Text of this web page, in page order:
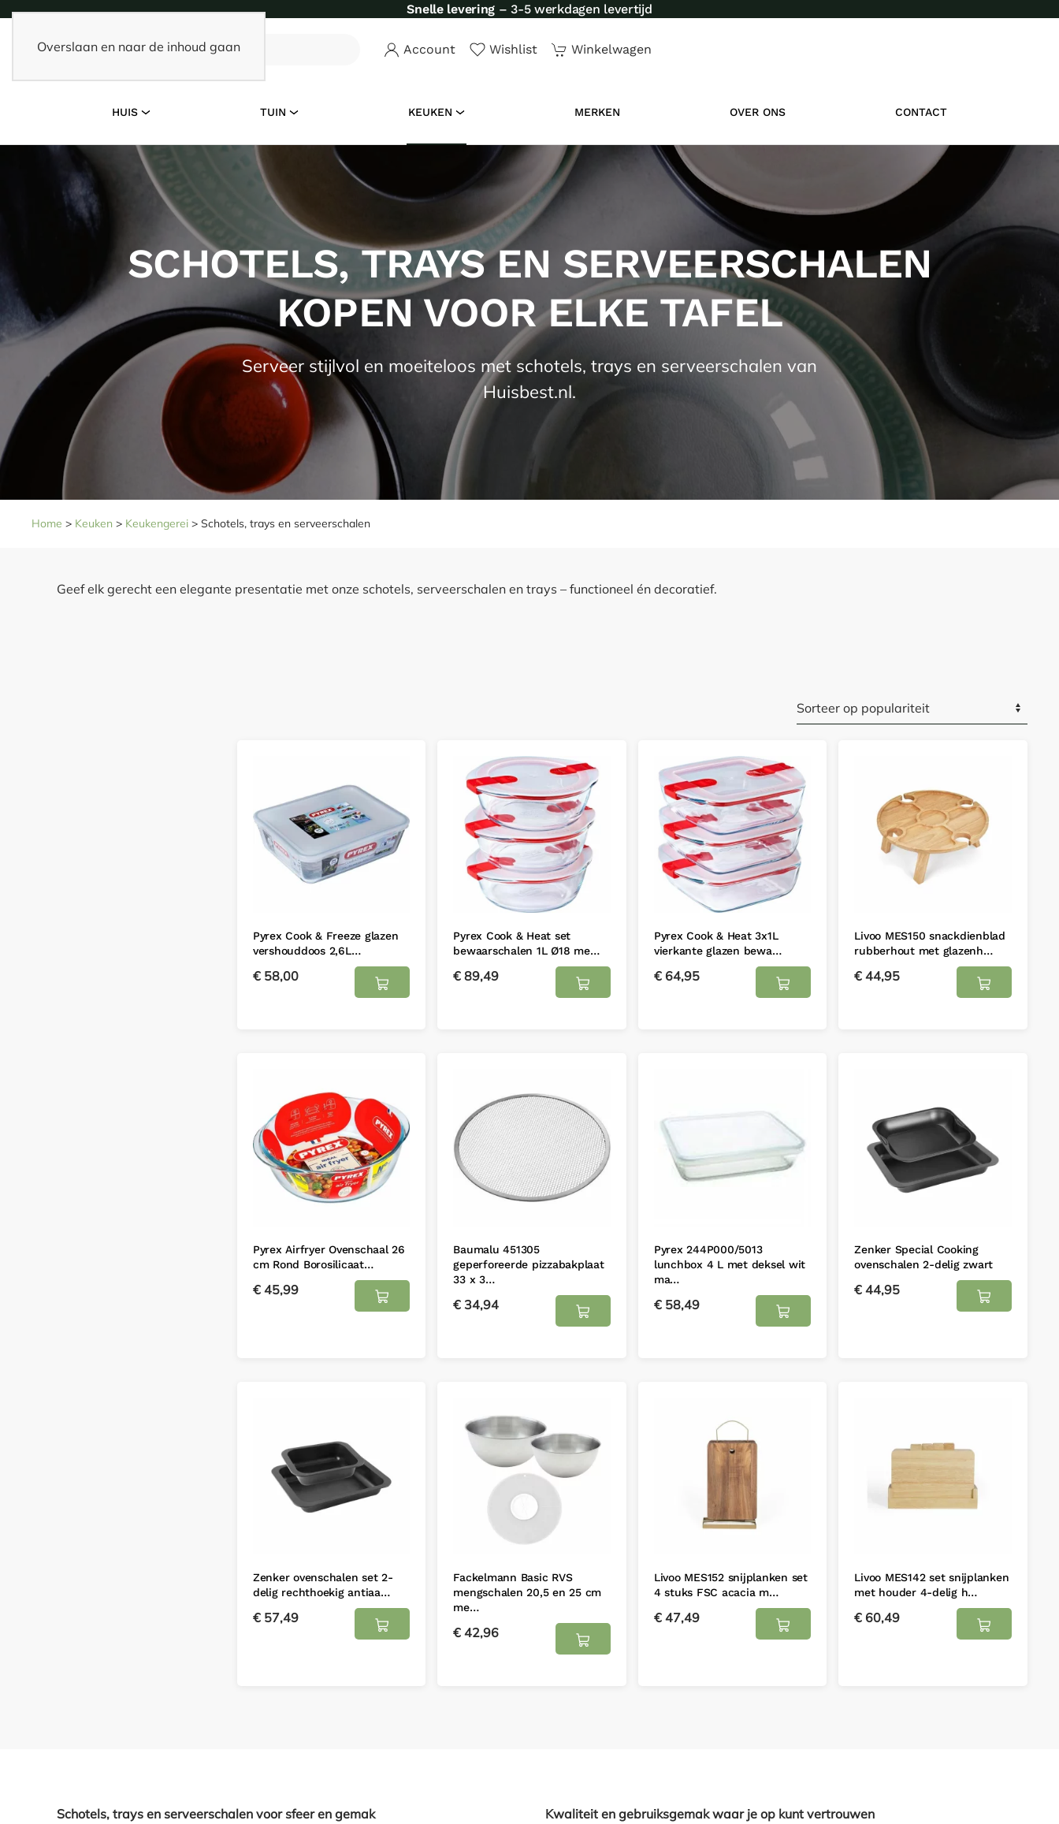
Overslaan en naar de inhoud gaan
Snelle levering – 3-5 werkdagen levertijd
Account Wishlist Winkelwagen
HUIS TUIN KEUKEN MERKEN OVER ONS CONTACT
SCHOTELS, TRAYS EN SERVEERSCHALEN
KOPEN VOOR ELKE TAFEL
Serveer stijlvol en moeiteloos met schotels, trays en serveerschalen van
Huisbest.nl.
Home > Keuken > Keukengerei > Schotels, trays en serveerschalen
Geef elk gerecht een elegante presentatie met onze schotels, serveerschalen en trays – functioneel én decoratief.
Pyrex Cook & Freeze glazen
vershouddoos 2,6L…
€58,00
Pyrex Cook & Heat set
bewaarschalen 1L Ø18 me…
€ 89,49
Pyrex Cook & Heat 3x1L
vierkante glazen bewa…
€64,95
Livoo MES150 snackdienblad
rubberhout met glazenh…
€ 44,95
Pyrex Airfryer Ovenschaal 26
cm Rond Borosilicaat…
€45,99
Baumalu 451305
geperforeerde pizzabakplaat
33 x 3…
€ 34,94
Pyrex 244P000/5013
lunchbox 4 L met deksel wit
ma…
€58,49
Zenker Special Cooking
ovenschalen 2-delig zwart
€ 44,95
Zenker ovenschalen set 2-
delig rechthoekig antiaa…
€57,49
Fackelmann Basic RVS
mengschalen 20,5 en 25 cm
me…
€ 42,96
Livoo MES152 snijplanken set
4 stuks FSC acacia m…
€47,49
Livoo MES142 set snijplanken
met houder 4-delig h…
€ 60,49
Schotels, trays en serveerschalen voor sfeer en gemak
Kwaliteit en gebruiksgemak waar je op kunt vertrouwen